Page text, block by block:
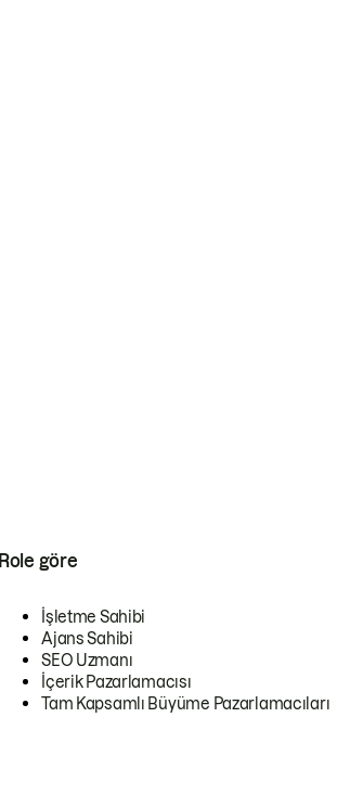
Role göre
İşletme Sahibi
Ajans Sahibi
SEO Uzmanı
İçerik Pazarlamacısı
Tam Kapsamlı Büyüme Pazarlamacıları